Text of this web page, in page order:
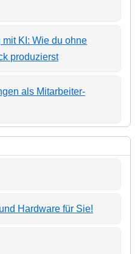
KI: Wie du ohne
produzierst
als Mitarbeiter-
Hardware für Sie!